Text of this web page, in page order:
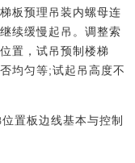
板预理吊装内螺母连
续缓慢起吊。调整索
置，试吊预制楼梯
均匀等;试起吊高度不
置板边线基本与控制